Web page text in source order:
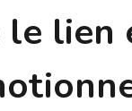
lien